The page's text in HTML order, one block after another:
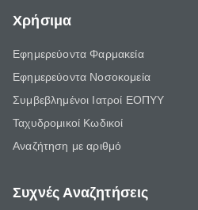
Χρήσιμα
Εφημερεύοντα Φαρμακεία
Εφημερεύοντα Νοσοκομεία
Συμβεβλημένοι Ιατροί ΕΟΠΥΥ
Ταχυδρομικοί Κωδικοί
Αναζήτηση με αριθμό
Συχνές Αναζητήσεις